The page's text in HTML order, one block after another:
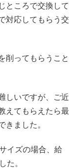
ところで交換して
対応してもらう交
削ってもらうこと
しいですが、ご近
えてもらえたら最
きました。
イズの場合、給
た。